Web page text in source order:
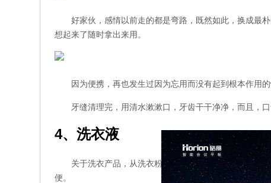
好家伙，感情以前走的都是弯路，既然如此，换成最
想起来了随时拿出来用。
因为便携，再也发生过因为忘用而没有起到根本作用的
牙缝清理完，用清水漱漱口，牙齿干干净净，而且，口
4、洗衣液
关于洗衣产品，从洗衣粉到洗衣液时，我把原因归宗
便。